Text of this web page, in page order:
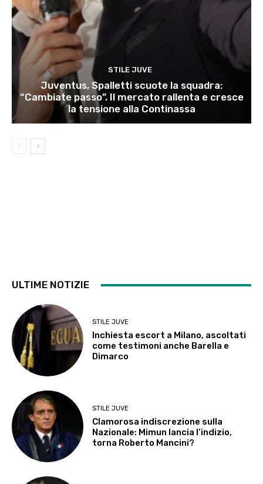
STILE JUVE
Juventus, Spalletti scuote la squadra:
“Cambiate passo”. Il mercato rallenta e cresce
la tensione alla Continassa
ULTIME NOTIZIE
STILE JUVE
Inchiesta escort a Milano, ascoltati
come testimoni anche Barella e
Dimarco
STILE JUVE
Clamorosa indiscrezione sulla
Nazionale: Mimun lancia l’indizio,
torna Roberto Mancini?